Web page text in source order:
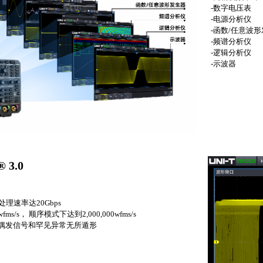
-数字电压表
-电源分析仪
-函数/任意波形
-频谱分析仪
-逻辑分析仪
-示波器
3.0
理速率达20Gbps
s， 顺序模式下达到2,000,000wfms/s
发信号和罕见异常无所遁形